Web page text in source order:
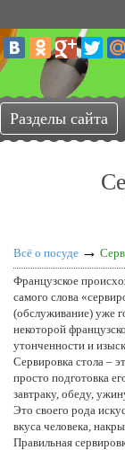
Всё о посуде →
Французское
самого слова
(обслуживание) уже
некоторой
утонченности и
Сервировка стола –
просто подготовка
завтраку, обеду,
Это своего рода
вкуса человека,
Правильная